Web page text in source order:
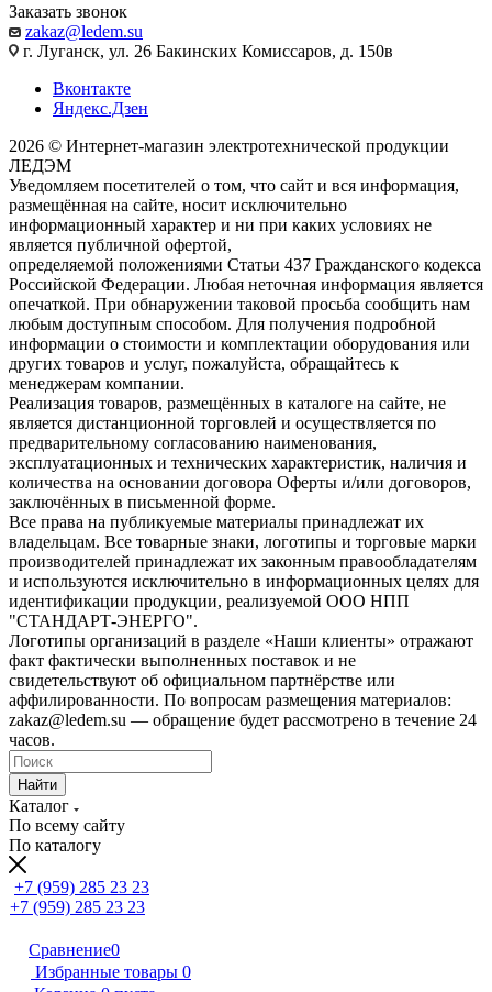
Заказать звонок
zakaz@ledem.su
г. Луганск, ул. 26 Бакинских Комиссаров, д. 150в
Вконтакте
Яндекс.Дзен
2026 © Интернет-магазин электротехнической продукции
ЛЕДЭМ
Уведомляем посетителей о том, что сайт и вся информация,
размещённая на сайте, носит исключительно
информационный характер и ни при каких условиях не
является публичной офертой,
определяемой положениями Статьи 437 Гражданского кодекса
Российской Федерации. Любая неточная информация является
опечаткой. При обнаружении таковой просьба сообщить нам
любым доступным способом. Для получения подробной
информации о стоимости и комплектации оборудования или
других товаров и услуг, пожалуйста, обращайтесь к
менеджерам компании.
Реализация товаров, размещённых в каталоге на сайте, не
является дистанционной торговлей и осуществляется по
предварительному согласованию наименования,
эксплуатационных и технических характеристик, наличия и
количества на основании договора Оферты и/или договоров,
заключённых в письменной форме.
Все права на публикуемые материалы принадлежат их
владельцам. Все товарные знаки, логотипы и торговые марки
производителей принадлежат их законным правообладателям
и используются исключительно в информационных целях для
идентификации продукции, реализуемой ООО НПП
"СТАНДАРТ-ЭНЕРГО".
Логотипы организаций в разделе «Наши клиенты» отражают
факт фактически выполненных поставок и не
свидетельствуют об официальном партнёрстве или
аффилированности. По вопросам размещения материалов:
zakaz@ledem.su — обращение будет рассмотрено в течение 24
часов.
Найти
Каталог
По всему сайту
По каталогу
+7 (959) 285 23 23
+7 (959) 285 23 23
Сравнение0
Избранные товары 0